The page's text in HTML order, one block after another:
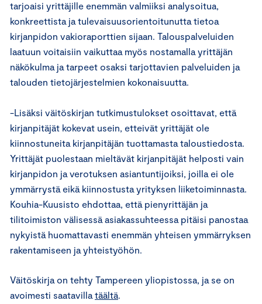
tarjoaisi yrittäjille enemmän valmiiksi analysoitua,
konkreettista ja tulevaisuusorientoitunutta tietoa
kirjanpidon vakioraporttien sijaan. Talouspalveluiden
laatuun voitaisiin vaikuttaa myös nostamalla yrittäjän
näkökulma ja tarpeet osaksi tarjottavien palveluiden ja
talouden tietojärjestelmien kokonaisuutta.
-Lisäksi väitöskirjan tutkimustulokset osoittavat, että
kirjanpitäjät kokevat usein, etteivät yrittäjät ole
kiinnostuneita kirjanpitäjän tuottamasta taloustiedosta.
Yrittäjät puolestaan mieltävät kirjanpitäjät helposti vain
kirjanpidon ja verotuksen asiantuntijoiksi, joilla ei ole
ymmärrystä eikä kiinnostusta yrityksen liiketoiminnasta.
Kouhia-Kuusisto ehdottaa, että pienyrittäjän ja
tilitoimiston välisessä asiakassuhteessa pitäisi panostaa
nykyistä huomattavasti enemmän yhteisen ymmärryksen
rakentamiseen ja yhteistyöhön.
Väitöskirja on tehty Tampereen yliopistossa, ja se on
avoimesti saatavilla täältä